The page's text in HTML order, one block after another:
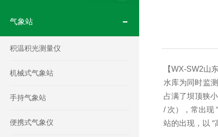
气象站
积温积光测量仪
机械式气象站
手持气象站
便携式气象仪
【WX-SW2山
水库为同时监
占满了坝顶狭
/ 次），常出现
站的出现，以